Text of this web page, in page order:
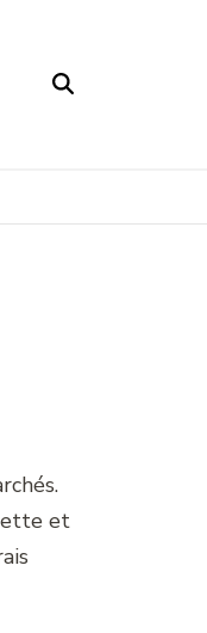
et